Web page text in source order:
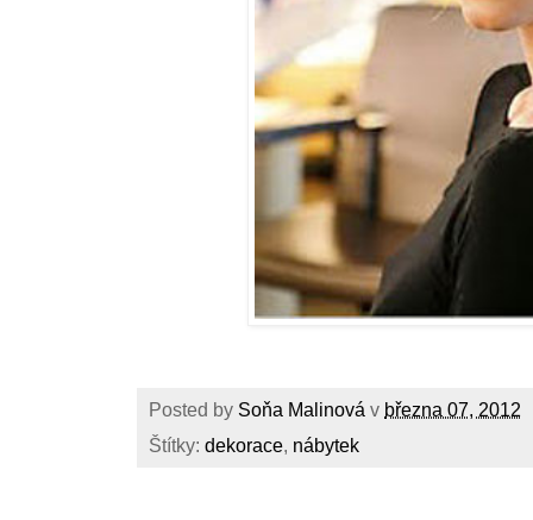
Posted by Soňa Malinová v března 07, 2012
Štítky: dekorace, nábytek